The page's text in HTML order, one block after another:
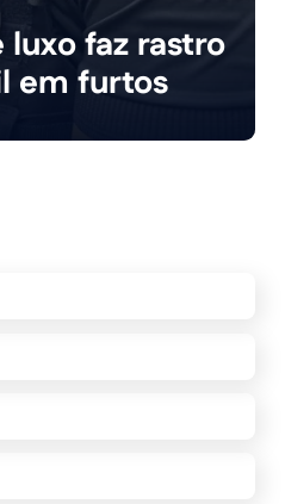
faz rastro
em furtos